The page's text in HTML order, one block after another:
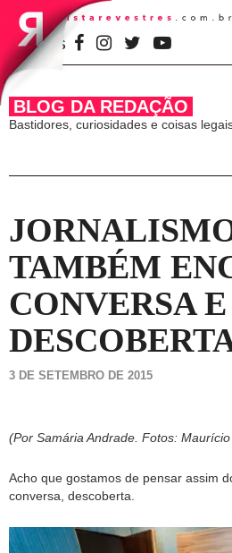
SIGA-NOS
BLOG DA REDAÇÃO
Bastidores, curiosidades e coisas
TAMBÉM
CONVERSA E
3 DE SETEMBRO DE 2015
(Por Samária Andrade. Fotos:
Acho que gostamos de pensar assim
conversa, descoberta.